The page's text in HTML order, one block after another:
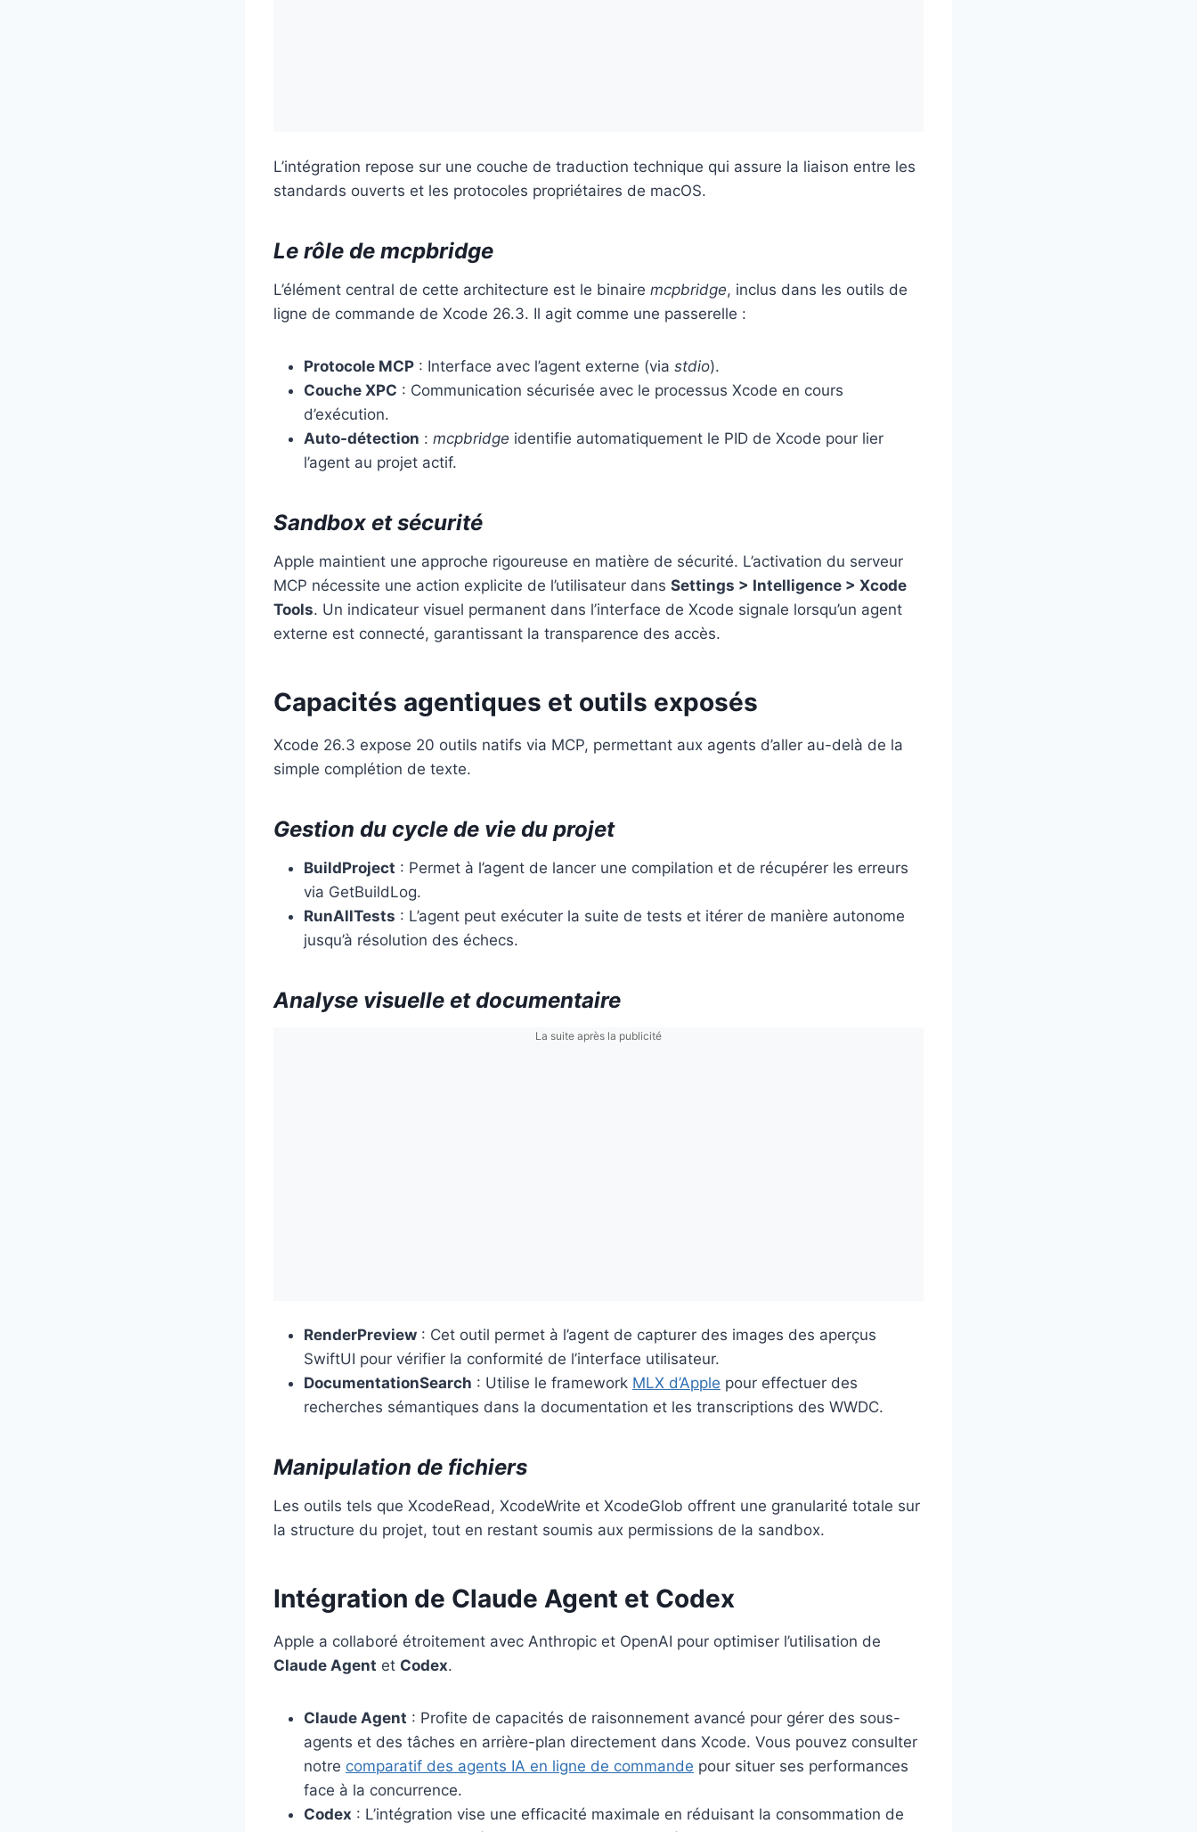
L’intégration repose sur une couche de traduction technique qui assure la liaison entre les
standards ouverts et les protocoles propriétaires de macOS.
Le rôle de mcpbridge
L’élément central de cette architecture est le binaire mcpbridge, inclus dans les outils de
ligne de commande de Xcode 26.3. Il agit comme une passerelle :
Protocole MCP : Interface avec l’agent externe (via stdio).
Couche XPC : Communication sécurisée avec le processus Xcode en cours
d’exécution.
Auto-détection : mcpbridge identifie automatiquement le PID de Xcode pour lier
l’agent au projet actif.
Sandbox et sécurité
Apple maintient une approche rigoureuse en matière de sécurité. L’activation du serveur
MCP nécessite une action explicite de l’utilisateur dans Settings > Intelligence > Xcode
Tools. Un indicateur visuel permanent dans l’interface de Xcode signale lorsqu’un agent
externe est connecté, garantissant la transparence des accès.
Capacités agentiques et outils exposés
Xcode 26.3 expose 20 outils natifs via MCP, permettant aux agents d’aller au-delà de la
simple complétion de texte.
Gestion du cycle de vie du projet
BuildProject : Permet à l’agent de lancer une compilation et de récupérer les erreurs
via GetBuildLog.
RunAllTests : L’agent peut exécuter la suite de tests et itérer de manière autonome
jusqu’à résolution des échecs.
Analyse visuelle et documentaire
La suite après la publicité
RenderPreview : Cet outil permet à l’agent de capturer des images des aperçus
SwiftUI pour vérifier la conformité de l’interface utilisateur.
DocumentationSearch : Utilise le framework MLX d’Apple pour effectuer des
recherches sémantiques dans la documentation et les transcriptions des WWDC.
Manipulation de fichiers
Les outils tels que XcodeRead, XcodeWrite et XcodeGlob offrent une granularité totale sur
la structure du projet, tout en restant soumis aux permissions de la sandbox.
Intégration de Claude Agent et Codex
Apple a collaboré étroitement avec Anthropic et OpenAI pour optimiser l’utilisation de
Claude Agent et Codex.
Claude Agent : Profite de capacités de raisonnement avancé pour gérer des sous-
agents et des tâches en arrière-plan directement dans Xcode. Vous pouvez consulter
notre comparatif des agents IA en ligne de commande pour situer ses performances
face à la concurrence.
Codex : L’intégration vise une efficacité maximale en réduisant la consommation de